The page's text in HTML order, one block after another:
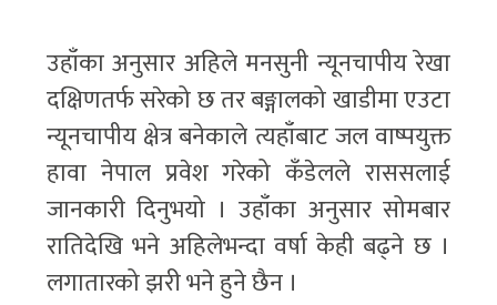
उहाँका अनुसार अहिले मनसुनी न्यूनचापीय रेखा
दक्षिणतर्फ सरेको छ तर बङ्गालको खाडीमा एउटा
न्यूनचापीय क्षेत्र बनेकाले त्यहाँबाट जल वाष्पयुक्त
हावा नेपाल प्रवेश गरेको कँडेलले राससलाई
जानकारी दिनुभयो । उहाँका अनुसार सोमबार
रातिदेखि भने अहिलेभन्दा वर्षा केही बढ्ने छ ।
लगातारको झरी भने हुने छैन ।